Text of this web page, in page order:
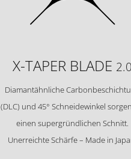
X-TAPER BLADE 2.0
Diamantähnliche
(DLC) und 45° Schneidewinkel
einen supergründlichen Schnitt.
Unerreichte Schärfe – Made in